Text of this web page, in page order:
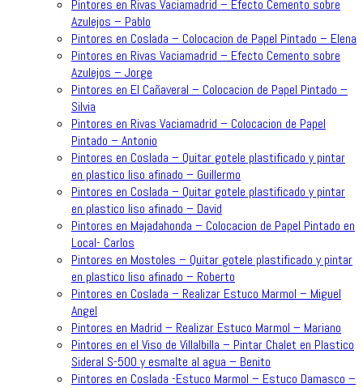
Pintores en Rivas Vaciamadrid – Efecto Cemento sobre
Azulejos – Pablo
Pintores en Coslada – Colocacion de Papel Pintado – Elena
Pintores en Rivas Vaciamadrid – Efecto Cemento sobre
Azulejos – Jorge
Pintores en El Cañaveral – Colocacion de Papel Pintado –
Silvia
Pintores en Rivas Vaciamadrid – Colocacion de Papel
Pintado – Antonio
Pintores en Coslada – Quitar gotele plastificado y pintar
en plastico liso afinado – Guillermo
Pintores en Coslada – Quitar gotele plastificado y pintar
en plastico liso afinado – David
Pintores en Majadahonda – Colocacion de Papel Pintado en
Local- Carlos
Pintores en Mostoles – Quitar gotele plastificado y pintar
en plastico liso afinado – Roberto
Pintores en Coslada – Realizar Estuco Marmol – Miguel
Angel
Pintores en Madrid – Realizar Estuco Marmol – Mariano
Pintores en el Viso de Villalbilla – Pintar Chalet en Plastico
Sideral S-500 y esmalte al agua – Benito
Pintores en Coslada -Estuco Marmol – Estuco Damasco –